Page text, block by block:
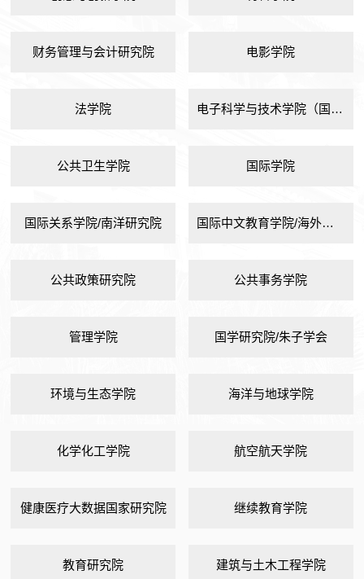
财务管理与会计研究院 电影学院
法学院 电子科学与技术学院（国家示范性微电子学院）
公共卫生学院 国际学院
国际关系学院/南洋研究院 国际中文教育学院/海外教育学院
公共政策研究院 公共事务学院
管理学院 国学研究院/朱子学会
环境与生态学院 海洋与地球学院
化学化工学院 航空航天学院
健康医疗大数据国家研究院 继续教育学院
教育研究院 建筑与土木工程学院